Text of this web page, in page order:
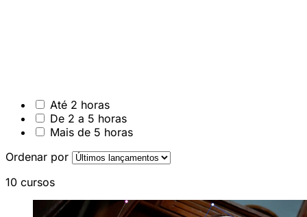
Até 2 horas
De 2 a 5 horas
Mais de 5 horas
Ordenar por
10 cursos